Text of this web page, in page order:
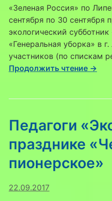
«Зеленая Россия» по
сентября по 30 сентября
экологический
«Генеральная уборка» в
участников (по спискам
Продолжить чтение →
Педагоги
празднике
пионерское»
22.09.2017